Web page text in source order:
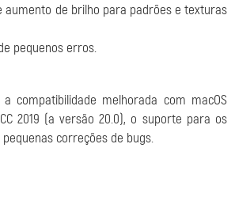
aumento de brilho para padrões e texturas
pequenos erros.
compatibilidade melhorada com macOS
2019 (a versão 20.0), o suporte para os
pequenas correções de bugs.